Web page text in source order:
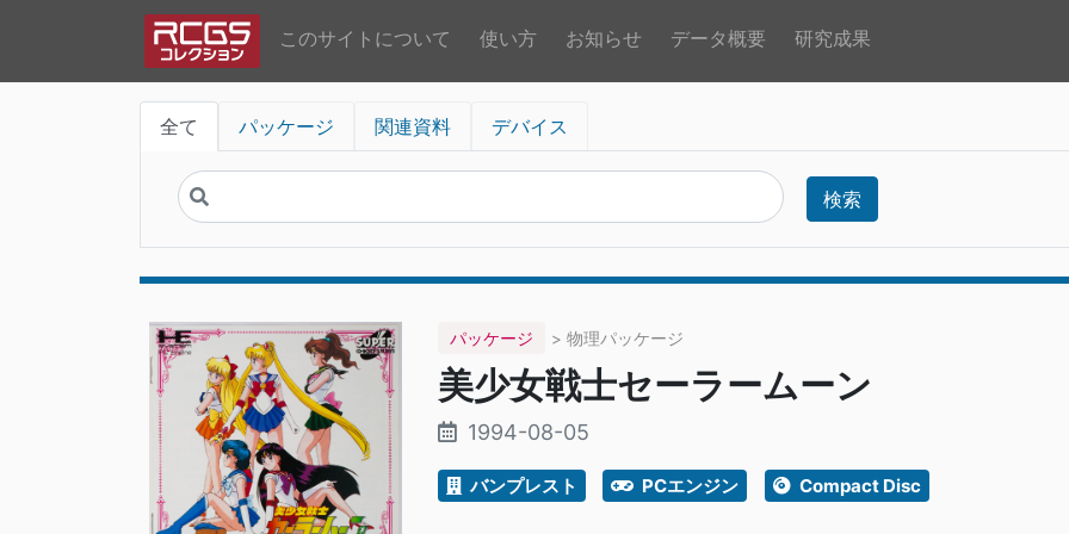
このサイトについて 使い方 お知らせ データ概要 研究成果
全て パッケージ 関連資料 デバイス
検索
パッケージ > 物理パッケージ
美少女戦士セーラームーン
1994-08-05
バンプレスト PCエンジン Compact Disc